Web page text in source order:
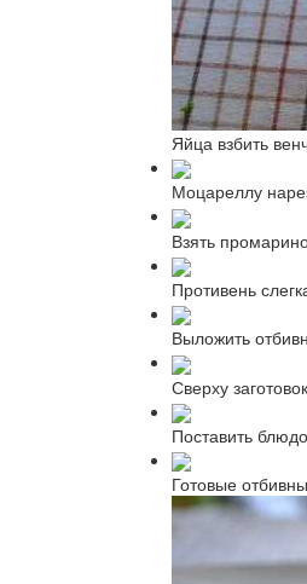
Яйца взбить
Моцареллу
Взять
Противень
Выложить
Сверху
Поставить
Готовые